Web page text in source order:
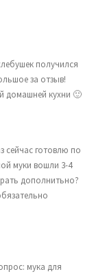
получился
за отзыв!
домашней кухни 🙂
сейчас готовлю по
муки вошли 3-4
дополнитьно?
мука для